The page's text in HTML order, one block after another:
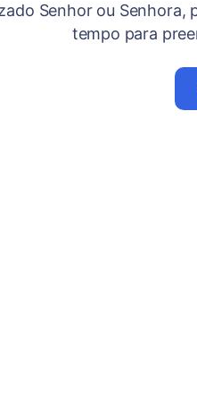
Senhor ou Senhora,
tempo para